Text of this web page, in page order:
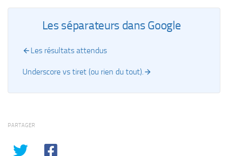
Les séparateurs dans Google
Les résultats attendus
Underscore vs tiret (ou rien du tout).
PARTAGER